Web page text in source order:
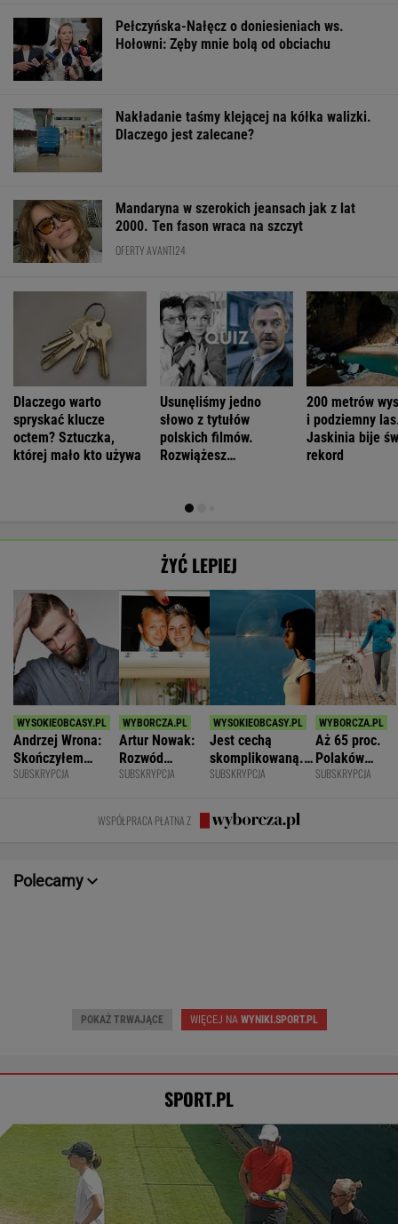
Pełczyńska-Nałęcz o doniesieniach ws.
Hołowni: Zęby mnie bolą od obciachu
Nakładanie taśmy klejącej na kółka walizki.
Dlaczego jest zalecane?
Mandaryna w szerokich jeansach jak z lat
2000. Ten fason wraca na szczyt
OFERTY AVANTI24
Dlaczego warto
spryskać klucze
octem? Sztuczka,
której mało kto używa
Usunęliśmy jedno
słowo z tytułów
polskich filmów.
Rozwiążesz
200 metrów
i podziemny
Jaskinia bije
rekord
ŻYĆ LEPIEJ
Andrzej Wrona:
Skończyłem
karierę, bo
SUBSKRYPCJA
Artur Nowak:
Rozwód
odsłania dużo
prawda o
współmałżonku
SUBSKRYPCJA
Jest cechą
skomplikowaną.
Sprawia, że silniej
SUBSKRYPCJA
Aż 65 proc.
Polaków
odczuwa
SUBSKRYPCJA
WSPÓŁPRACA PŁATNA Z
Polecamy
POKAŻ TRWAJĄCE WIĘCEJ NAWYNIKI.SPORT.PL
SPORT.PL